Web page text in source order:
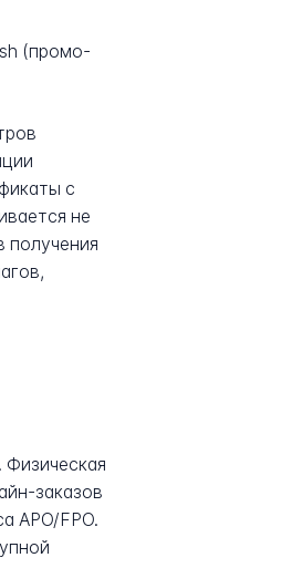
(промо-
с
не
получения
заказов
APO/FPO.